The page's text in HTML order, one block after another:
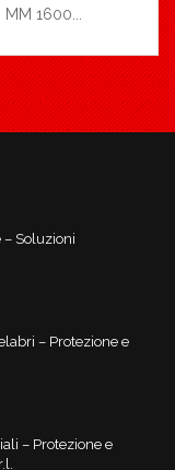
MM 1600...
– Soluzioni
– Protezione e
– Protezione e